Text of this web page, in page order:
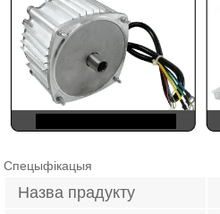
Спецыфікацыя
Назва прадукту